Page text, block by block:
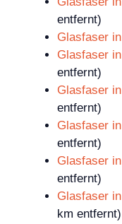
entfernt)
Glasfaser
Glasfaser
entfernt)
Glasfaser
entfernt)
Glasfaser
entfernt)
Glasfaser
entfernt)
Glasfaser
km entfernt)